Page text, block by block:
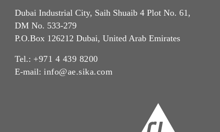
Dubai Industrial City, Saih Shuaib 4 Plot No. 61,
DM No. 533-279
P.O.Box 126212 Dubai, United Arab Emirates
Tel.: +971 4 439 8200
E-mail: info@ae.sika.com